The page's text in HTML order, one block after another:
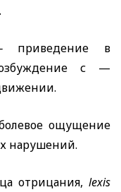
приведение в
с —
ощущение
нарушений.
отрицания, lexis